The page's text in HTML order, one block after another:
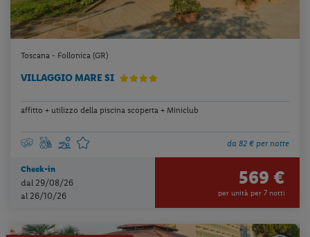
Toscana - Follonica (GR)
VILLAGGIO MARE SI
affitto + utilizzo della piscina scoperta + Miniclub
da 82 € per notte
Check-in
dal 29/08/26
al 26/10/26
569 €
per unità per 7 notti